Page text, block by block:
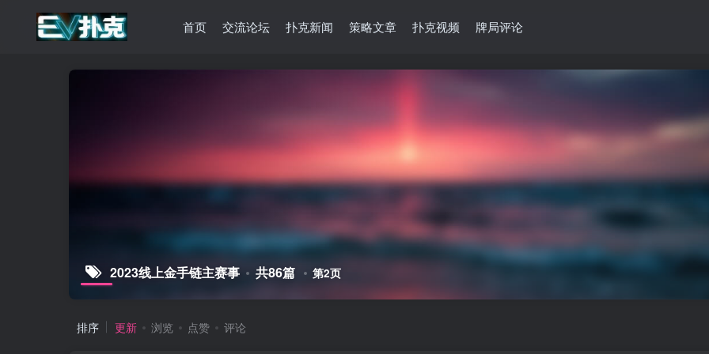
首页 交流论坛 扑克新闻 策略文章 扑克视频 牌局评论
2023线上金手链主赛事 共86篇 第2页
排序 更新 浏览 点赞 评论